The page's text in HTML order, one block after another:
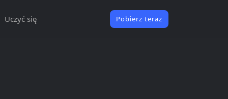
Uczyć się Pobierz teraz